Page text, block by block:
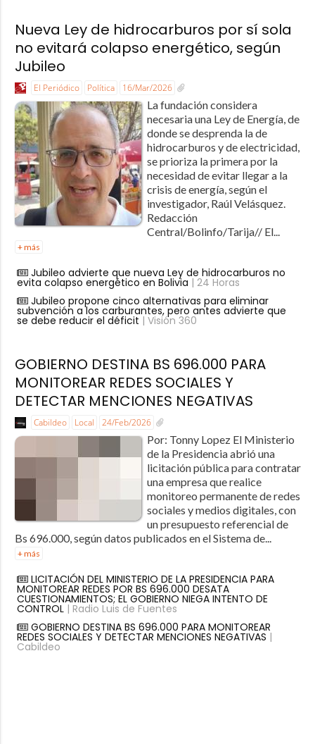
Nueva Ley de hidrocarburos por sí sola
no evitará colapso energético, según
Jubileo
El Periódico Política 16/Mar/2026
La fundación considera
necesaria una Ley de Energía, de
donde se desprenda la de
hidrocarburos y de electricidad,
se prioriza la primera por la
necesidad de evitar llegar a la
crisis de energía, según el
investigador, Raúl Velásquez.
Redacción
Central/Bolinfo/Tarija// El...
+ más
Jubileo advierte que nueva Ley de hidrocarburos no
evita colapso energético en Bolivia | 24 Horas
Jubileo propone cinco alternativas para eliminar
subvención a los carburantes, pero antes advierte que
se debe reducir el déficit | Visión 360
GOBIERNO DESTINA BS 696.000 PARA
MONITOREAR REDES SOCIALES Y
DETECTAR MENCIONES NEGATIVAS
Cabildeo Local 24/Feb/2026
Por: Tonny Lopez El Ministerio
de la Presidencia abrió una
licitación pública para contratar
una empresa que realice
monitoreo permanente de redes
sociales y medios digitales, con
un presupuesto referencial de
Bs 696.000, según datos publicados en el Sistema de...
+ más
LICITACIÓN DEL MINISTERIO DE LA PRESIDENCIA PARA
MONITOREAR REDES POR BS 696.000 DESATA
CUESTIONAMIENTOS; EL GOBIERNO NIEGA INTENTO DE
CONTROL| Radio Luis de Fuentes
GOBIERNO DESTINA BS 696.000 PARA MONITOREAR
REDES SOCIALES Y DETECTAR MENCIONES NEGATIVAS |
Cabildeo